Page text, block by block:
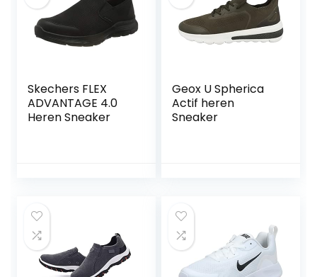
Skechers FLEX
ADVANTAGE 4.0
Heren Sneaker
Geox U Spherica
Actif heren
Sneaker